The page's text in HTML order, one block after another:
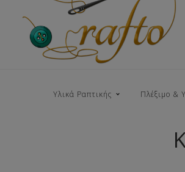
Υλικά Ραπτικής Πλέξιμο &